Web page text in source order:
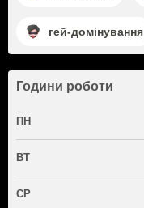
гей-домінування
Години роботи
ПН
ВТ
СР